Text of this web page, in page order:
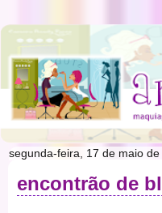
segunda-feira, 17 de maio
encontrão de